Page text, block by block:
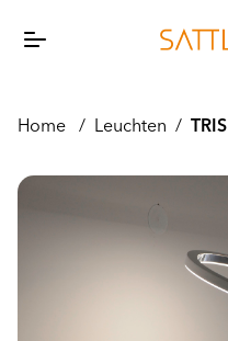
Home / Leuchten / TRIS